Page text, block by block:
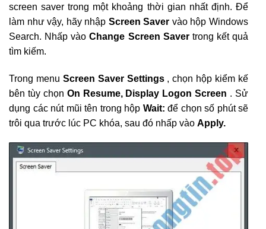
screen saver trong một khoảng thời gian nhất định. Để
làm như vậy, hãy nhập Screen Saver vào hộp Windows
Search. Nhấp vàoChange Screen Saver trong kết quả
tìm kiếm.
Trong menu Screen Saver Settings , chọn hộp kiểm kế
bên tùy chọn On Resume, Display Logon Screen . Sử
dụng các nút mũi tên trong hộp Wait: để chọn số phút sẽ
trôi qua trước lúc PC khóa, sau đó nhấp vào Apply.